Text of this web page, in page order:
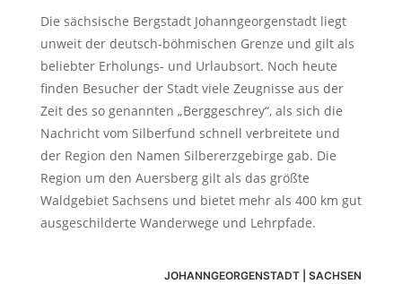
Die sächsische Bergstadt Johanngeorgenstadt liegt
unweit der deutsch-böhmischen Grenze und gilt als
beliebter Erholungs- und Urlaubsort. Noch heute
finden Besucher der Stadt viele Zeugnisse aus der
Zeit des so genannten „Berggeschrey“, als sich die
Nachricht vom Silberfund schnell verbreitete und
der Region den Namen Silbererzgebirge gab. Die
Region um den Auersberg gilt als das größte
Waldgebiet Sachsens und bietet mehr als 400 km gut
ausgeschilderte Wanderwege und Lehrpfade.
JOHANNGEORGENSTADT | SACHSEN